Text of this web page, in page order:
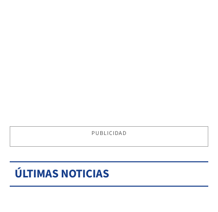
PUBLICIDAD
ÚLTIMAS NOTICIAS